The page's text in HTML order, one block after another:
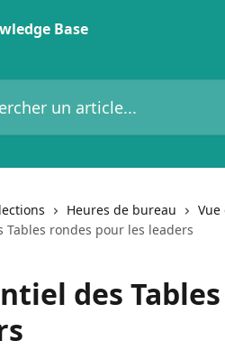
article...
Heures de bureau
Vue
Tables rondes pour les leaders
des